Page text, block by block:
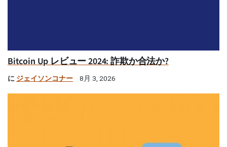
Bitcoin Up レビュー 2024: 詐欺か合法か?
に ジェイソンコナー 8月 3, 2026